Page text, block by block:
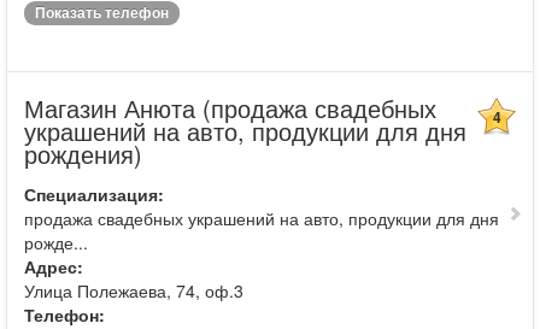
Показать телефон
Магазин Анюта (продажа свадебных
украшений на авто, продукции для дня
рождения)
4
Специализация:
продажа свадебных украшений на авто, продукции для дня
рожде...
Адрес:
Улица Полежаева, 74, оф.3
Телефон: